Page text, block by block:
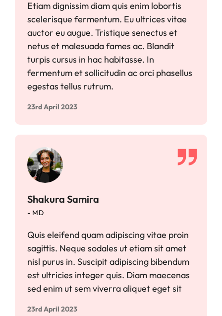
Etiam dignissim diam quis enim lobortis
scelerisque fermentum. Eu ultrices vitae
auctor eu augue. Tristique senectus et
netus et malesuada fames ac. Blandit
turpis cursus in hac habitasse. In
fermentum et sollicitudin ac orci phasellus
egestas tellus rutrum.
23rd April 2023
Shakura Samira
- MD
Quis eleifend quam adipiscing vitae proin
sagittis. Neque sodales ut etiam sit amet
nisl purus in. Suscipit adipiscing bibendum
est ultricies integer quis. Diam maecenas
sed enim ut sem viverra aliquet eget sit
23rd April 2023